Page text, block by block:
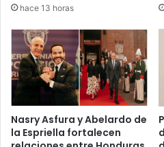
desaparición
hace 13 horas
Nasry Asfura y Abelardo de
la Espriella fortalecen